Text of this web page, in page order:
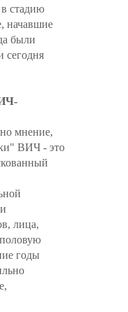
стадию
начавшие
были
сегодня
мнение,
ВИЧ - это
лица,
годы